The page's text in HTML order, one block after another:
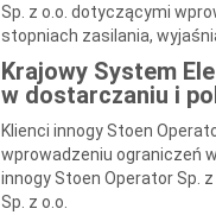
Sp. z o.o. dotyczącymi
stopniach zasilania,
Krajowy System
w dostarczaniu i
Klienci innogy Stoen
wprowadzeniu ograniczeń
innogy Stoen Operator Sp.
Sp. z o.o.